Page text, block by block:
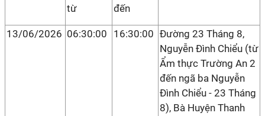
từ
đến
13/06/2026 06:30:00 16:30:00 Đường 23 Tháng 8,
Nguyễn Đình Chiểu (từ
Ẩm thực Trường An 2
đến ngã ba Nguyễn
Đình Chiểu - 23 Tháng
8), Bà Huyện Thanh